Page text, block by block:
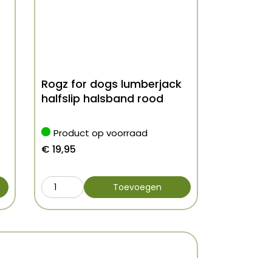
Rogz for dogs lumberjack
halfslip halsband rood
Product op voorraad
€ 19,95
Toevoegen